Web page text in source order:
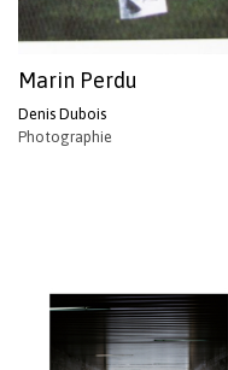
Marin Perdu
Denis Dubois
Photographie